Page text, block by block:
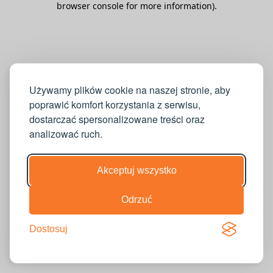
Używamy plików cookie na naszej stronie, aby
poprawić komfort korzystania z serwisu,
dostarczać spersonalizowane treści oraz
analizować ruch.
Akceptuj wszystko
Odrzuć
Dostosuj
browser console for more information).